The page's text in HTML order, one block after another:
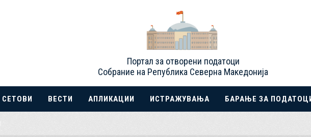
Портал за отворени податоци
Собрание на Република Северна Македонија
ВЕСТИ АПЛИКАЦИИ ИСТРАЖУВАЊА БАРАЊЕ ЗА